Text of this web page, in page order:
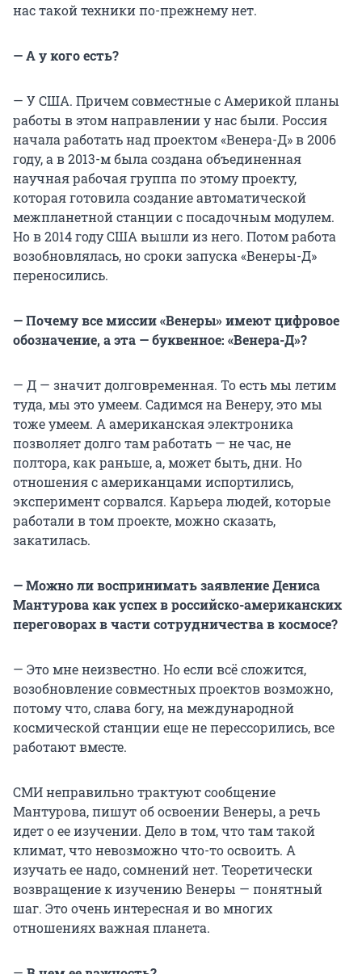
нас такой техники по-прежнему нет.
— А у кого есть?
— У США. Причем совместные с Америкой планы
работы в этом направлении у нас были. Россия
начала работать над проектом «Венера-Д» в 2006
году, а в 2013-м была создана объединенная
научная рабочая группа по этому проекту,
которая готовила создание автоматической
межпланетной станции с посадочным модулем.
Но в 2014 году США вышли из него. Потом работа
возобновлялась, но сроки запуска «Венеры-Д»
переносились.
— Почему все миссии «Венеры» имеют цифровое
обозначение, а эта — буквенное: «Венера-Д»?
— Д — значит долговременная. То есть мы летим
туда, мы это умеем. Садимся на Венеру, это мы
тоже умеем. А американская электроника
позволяет долго там работать — не час, не
полтора, как раньше, а, может быть, дни. Но
отношения с американцами испортились,
эксперимент сорвался. Карьера людей, которые
работали в том проекте, можно сказать,
закатилась.
— Можно ли воспринимать заявление Дениса
Мантурова как успех в российско-американских
переговорах в части сотрудничества в космосе?
— Это мне неизвестно. Но если всё сложится,
возобновление совместных проектов возможно,
потому что, слава богу, на международной
космической станции еще не перессорились, все
работают вместе.
СМИ неправильно трактуют сообщение
Мантурова, пишут об освоении Венеры, а речь
идет о ее изучении. Дело в том, что там такой
климат, что невозможно что-то освоить. А
изучать ее надо, сомнений нет. Теоретически
возвращение к изучению Венеры — понятный
шаг. Это очень интересная и во многих
отношениях важная планета.